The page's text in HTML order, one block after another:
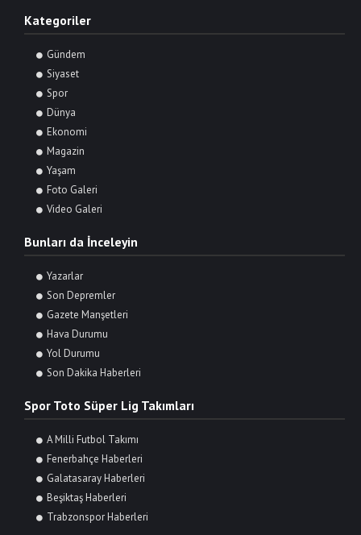
Kategoriler
Gündem
Siyaset
Spor
Dünya
Ekonomi
Magazin
Yaşam
Foto Galeri
Video Galeri
Bunları da İnceleyin
Yazarlar
Son Depremler
Gazete Manşetleri
Hava Durumu
Yol Durumu
Son Dakika Haberleri
Spor Toto Süper Lig Takımları
A Milli Futbol Takımı
Fenerbahçe Haberleri
Galatasaray Haberleri
Beşiktaş Haberleri
Trabzonspor Haberleri